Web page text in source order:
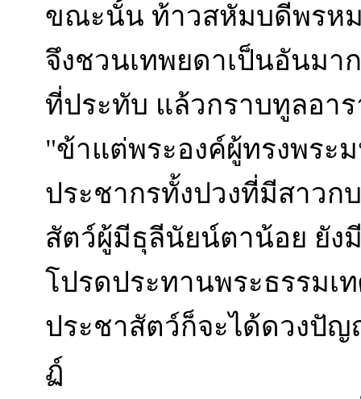
ขณะนั้น ท้าวสหัมบดีพรห
จึงชวนเทพยดาเป็นอันมา
ที่ประทับ แล้วกราบทูลอา
"ข้าแต่พระองค์ผู้ทรงพระ
ประชากรทั้งปวงที่มีสาวก
สัตว์ผู้มีธุลีนัยน์ตาน้อย ยัง
โปรดประทานพระธรรมเ
ประชาสัตว์ก็จะได้ดวงปั
ฏ์